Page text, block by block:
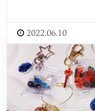
2022.06.10